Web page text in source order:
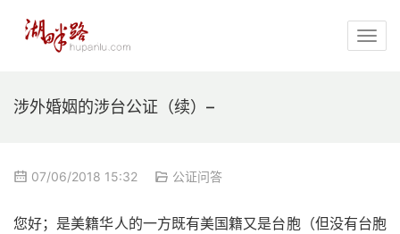
涉外婚姻的涉台公证（续）–
07/06/2018 15:32 公证问答
您好；是美籍华人的一方既有美国籍又是台胞（但没有台胞